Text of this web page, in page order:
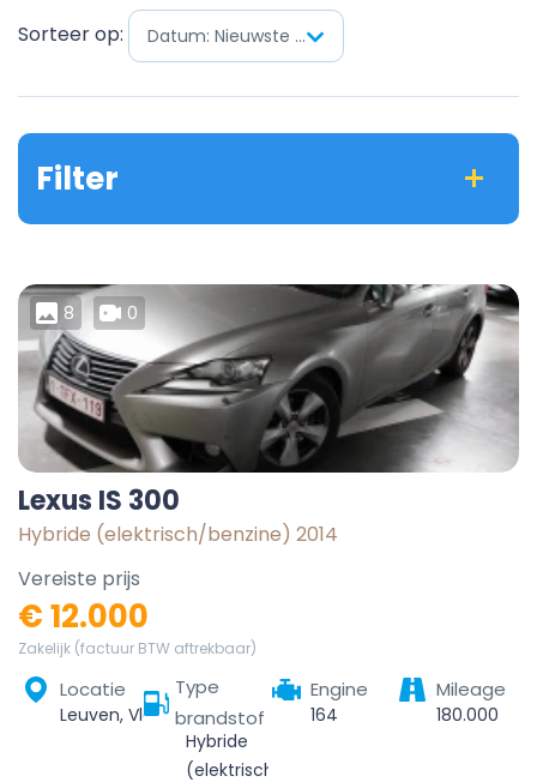
Sorteer op: Datum: Nieuwste eerst
Filter
8 0
Lexus IS 300
Hybride (elektrisch/benzine) 2014
Vereiste prijs
€ 12.000
Zakelijk (factuur BTW aftrekbaar)
Locatie
Leuven, Vlaams-Brabant, Vlaanderen, België
Type
brandstof
Hybride
(elektrisch/benzine)
Engine
164
Mileage
180.000